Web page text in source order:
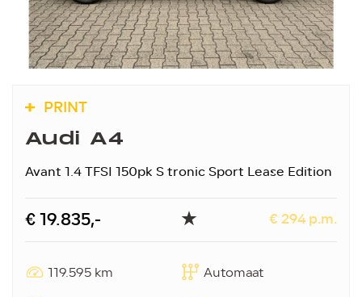
PRINT
Audi A4
Avant 1.4 TFSI 150pk S tronic Sport Lease Edition
€ 19.835,- € 294 p.m.
119.595 km
Automaat